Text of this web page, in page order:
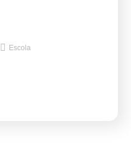
Escola